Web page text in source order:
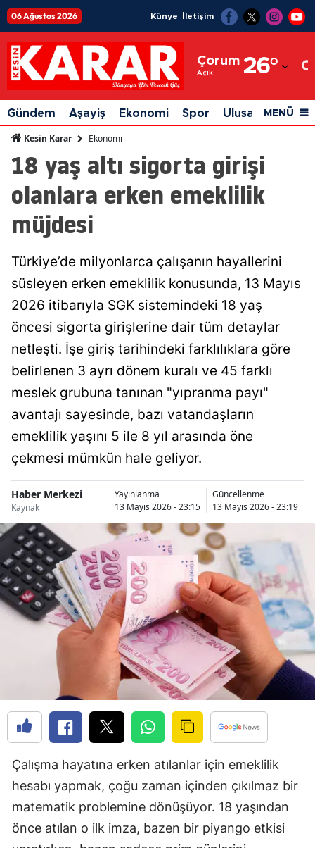
06 Ağustos 2026 Künye İletişim
Çorum
Açık 26°
Adıyaman
Afyonkarahisar
Ağrı
Amasya
Ankara
Aydın
Balıkesir
Bilecik
Bitlis
Bolu
Burdur
Çanakkale
Çankırı
Çorum
Denizli
Diyarbakır
Edirne
Elazığ
Erzurum
Eskişehir
Gaziantep
Giresun
Gündem Aşayiş Ekonomi Spor Ulusal Siyaset
MENÜ
Kesin Karar Ekonomi
18 yaş altı sigorta girişi
olanlara erken emeklilik
müjdesi
Türkiye’de milyonlarca çalışanın hayallerini
süsleyen erken emeklilik konusunda, 13 Mayıs
2026 itibarıyla SGK sistemindeki 18 yaş
öncesi sigorta girişlerine dair tüm detaylar
netleşti. İşe giriş tarihindeki farklılıklara göre
belirlenen 3 ayrı dönem kuralı ve 45 farklı
meslek grubuna tanınan "yıpranma payı"
avantajı sayesinde, bazı vatandaşların
emeklilik yaşını 5 ile 8 yıl arasında öne
çekmesi mümkün hale geliyor.
Haber Merkezi
Kaynak
Yayınlanma
13 Mayıs 2026 - 23:15
Güncellenme
13 Mayıs 2026 - 23:19
Çalışma hayatına erken atılanlar için emeklilik
hesabı yapmak, çoğu zaman içinden çıkılmaz bir
matematik problemine dönüşüyor. 18 yaşından
önce atılan o ilk imza, bazen bir piyango etkisi